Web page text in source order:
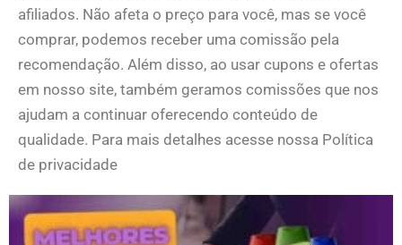
afiliados. Não afeta o preço para você, mas se você
comprar, podemos receber uma comissão pela
recomendação. Além disso, ao usar cupons e ofertas
em nosso site, também geramos comissões que nos
ajudam a continuar oferecendo conteúdo de
qualidade. Para mais detalhes acesse nossa Política
de privacidade